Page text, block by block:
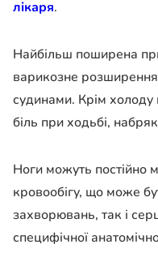
лікаря.
Найбільш поширена
варикозне
судинами. Крім холоду
біль при ходьбі,
Ноги можуть постійно
кровообігу, що може
захворювань, так і
специфічної